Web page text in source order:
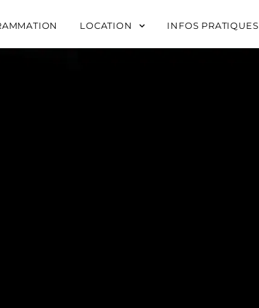
LOCATION INFOS PRATIQUES